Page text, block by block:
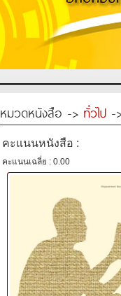
หมวดหนังสือ -> ทั่วไป -
คะแนนหนังสือ :
คะแนนเฉลี่ย : 0.00